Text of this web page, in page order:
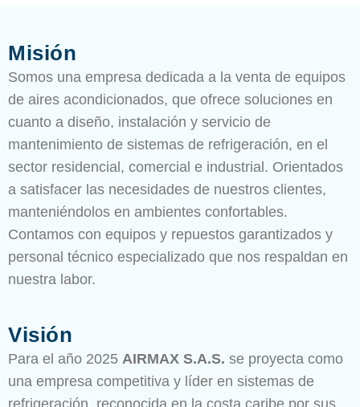
Misión
Somos una empresa dedicada a la venta de equipos
de aires acondicionados, que ofrece soluciones en
cuanto a diseño, instalación y servicio de
mantenimiento de sistemas de refrigeración, en el
sector residencial, comercial e industrial. Orientados
a satisfacer las necesidades de nuestros clientes,
manteniéndolos en ambientes confortables.
Contamos con equipos y repuestos garantizados y
personal técnico especializado que nos respaldan en
nuestra labor.
Visión
Para el año 2025 AIRMAX S.A.S. se proyecta como
una empresa competitiva y líder en sistemas de